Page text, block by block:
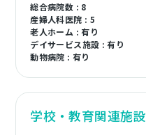
総合病院数 : 8
産婦人科医院 : 5
老人ホーム : 有り
デイサービス施設 : 有り
動物病院 : 有り
学校・教育関連施設